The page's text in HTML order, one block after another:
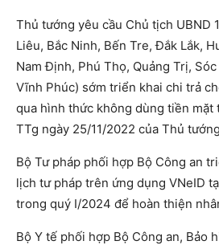
Thủ tướng yêu cầu Chủ tịch UBND
Liêu, Bắc Ninh, Bến Tre, Đắk Lắk,
Nam Định, Phú Thọ, Quảng Trị,
Vĩnh Phúc) sớm triển khai chi trả
qua hình thức không dùng tiền mặt
TTg ngày 25/11/2022 của Thủ
Bộ Tư pháp phối hợp Bộ Công an
lịch tư pháp trên ứng dụng VNeID
trong quý I/2024 để hoàn thiện
Bộ Y tế phối hợp Bộ Công an, Bảo